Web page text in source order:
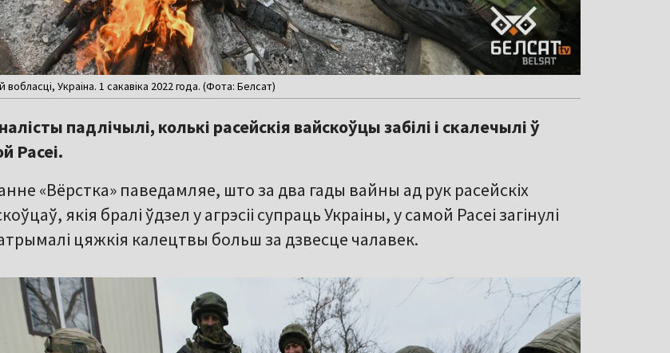
Украіна. 1 сакавіка 2022 года. (Фота: Белсат)
падлічылі, колькі расейскія вайскоўцы забілі і скалечылі ў
Расеі.
«Вёрстка» паведамляе, што за два гады вайны ад рук расейскіх
якія бралі ўдзел у агрэсіі супраць Украіны, у самой Расеі загінулі
цяжкія калецтвы больш за дзвесце чалавек.